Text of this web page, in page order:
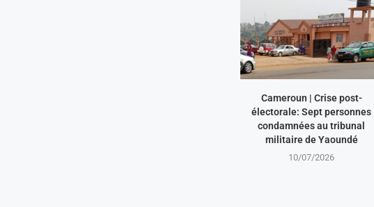
Cameroun | Crise post-
électorale: Sept personnes
condamnées au tribunal
militaire de Yaoundé
10/07/2026